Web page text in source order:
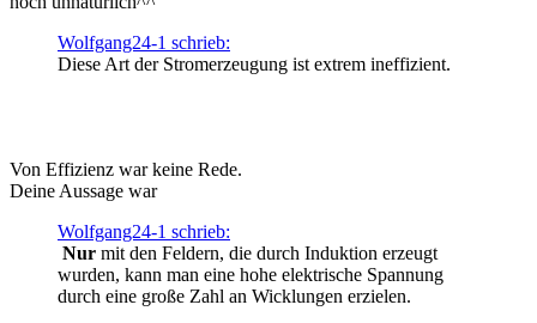
Wolfgang24-1 schrieb:
Diese Art der Stromerzeugung ist extrem ineffizient.
Von Effizienz war keine Rede.
Deine Aussage war
Wolfgang24-1 schrieb:
Nur mit den Feldern, die durch Induktion erzeugt
wurden, kann man eine hohe elektrische Spannung
durch eine große Zahl an Wicklungen erzielen.